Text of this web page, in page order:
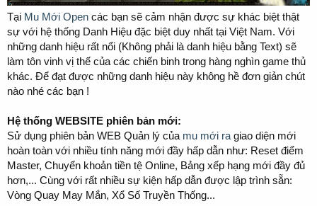
Tại Mu Mới Open các bạn sẽ cảm nhận được sự khác biệt thật
sự với hệ thống Danh Hiệu đặc biệt duy nhất tại Việt Nam. Với
những danh hiệu rất nổi (Không phải là danh hiệu bằng Text) sẽ
làm tôn vinh vị thế của các chiến binh trong hàng nghìn game thủ
khác. Để đạt được những danh hiệu này không hề đơn giản chút
nào nhé các bạn !
Hệ thống WEBSITE phiên bản mới:
Sử dụng phiên bản WEB Quản lý của mu mới ra giao diện mới
hoàn toàn với nhiều tính năng mới đầy hấp dẫn như: Reset điểm
Master, Chuyển khoản tiền tệ Online, Bảng xếp hạng mới đầy đủ
hơn,... Cùng với rất nhiều sự kiện hấp dẫn được lập trình sẵn:
Vòng Quay May Mắn, Xổ Số Truyền Thống...